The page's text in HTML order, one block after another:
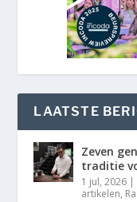
LAATSTE
Zeven
traditie
1 jul, 2026 |
artikelen,